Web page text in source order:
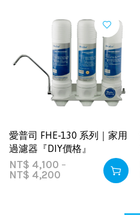
愛普司 FHE-130 系列｜家用
過濾器『DIY價格』
NT$ 4,100 –
NT$ 4,200